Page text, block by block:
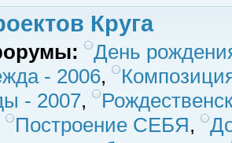
Круга
День
- 2006,
- 2007,
Построение СЕБЯ,